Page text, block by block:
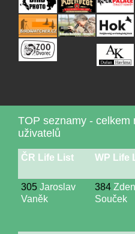
TOP seznamy - celkem
uživatelů
ČR Life List WP Life
305 Jaroslav
Vaněk
384
Souček